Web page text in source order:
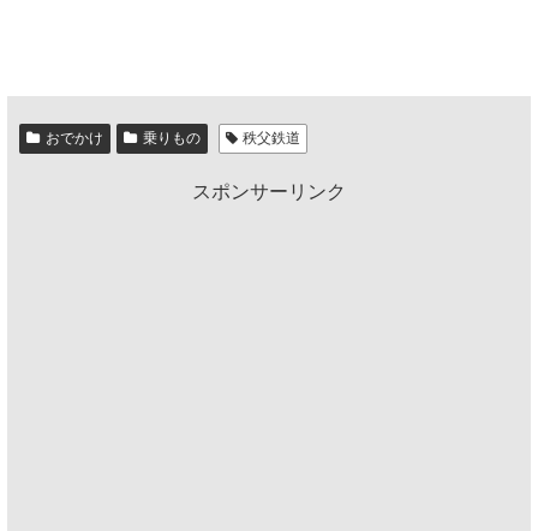
おでかけ 乗りもの 秩父鉄道
スポンサーリンク